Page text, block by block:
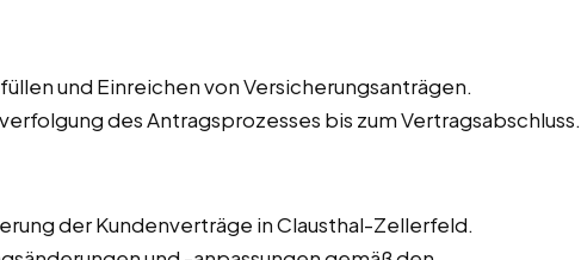
und Einreichen von Versicherungsanträgen.
des Antragsprozesses bis zum Vertragsabschluss.
der Kundenverträge in Clausthal-Zellerfeld.